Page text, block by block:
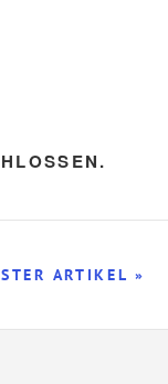
ARTIKEL »